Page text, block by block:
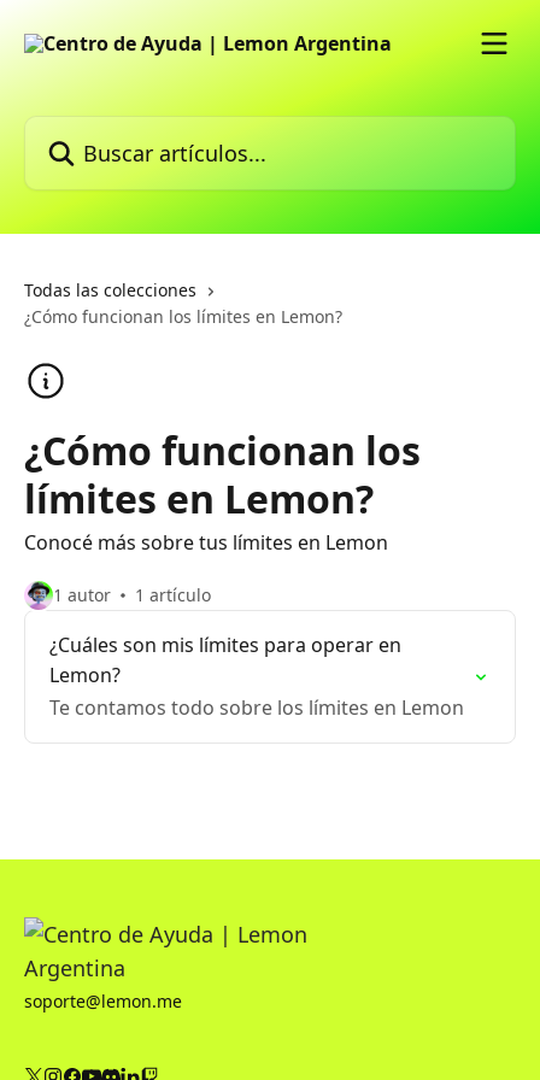
Todas las colecciones
¿Cómo funcionan los límites en Lemon?
¿Cómo funcionan los
límites en Lemon?
Conocé más sobre tus límites en Lemon
1 autor 1 artículo
¿Cuáles son mis límites para operar en
Lemon?
Te contamos todo sobre los límites en Lemon
soporte@lemon.me